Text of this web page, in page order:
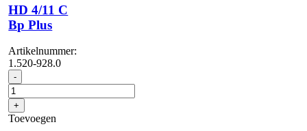
HD 4/11 C
Bp Plus
Artikelnummer:
1.520-928.0
- HD
4/11
C
Bp
Plus
+
Toevoegen